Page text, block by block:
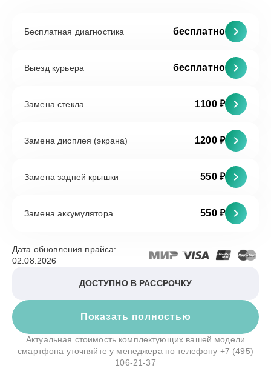
Бесплатная диагностика бесплатно
Выезд курьера бесплатно
Замена стекла 1100 ₽
Замена дисплея (экрана) 1200 ₽
Замена задней крышки 550 ₽
Замена аккумулятора 550 ₽
Показать полностью
Дата обновления прайса:
02.08.2026
ДОСТУПНО В РАССРОЧКУ
Актуальная стоимость комплектующих вашей модели
смартфона уточняйте у менеджера по телефону +7 (495)
106-21-37